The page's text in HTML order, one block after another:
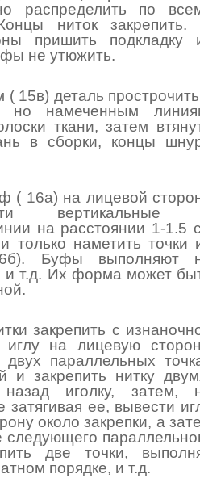
распределить по
ниток
пришить подкладку
не утюжить.
15в) деталь
но намеченным
ткани, затем
в сборки, концы
( 16а) на лицевой
вертикальные
на расстоянии 1-1.5
только наметить точки
Буфы выполняют
и т.д. Их форма может
закрепить с
на лицевую
двух параллельных
и закрепить нитку
иголку, затем,
затягивая ее, вывести
около закрепки, а
следующего
две точки,
порядке, и т.д.